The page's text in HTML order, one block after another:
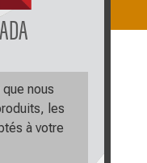
nous
les
à votre